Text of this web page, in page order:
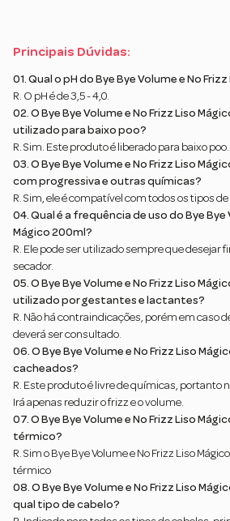
Principais Dúvidas:
01. Qual o pH do Bye Bye Volume e No
R. O pH é de 3,5 - 4,0.
02. O Bye Bye Volume e No Frizz Liso
utilizado para baixo poo?
R. Sim. Este produto é liberado para baixo poo.
03. O Bye Bye Volume e No Frizz Liso
com progressiva e outras químicas?
R. Sim, ele é compatível com todos os tipos
04. Qual é a frequência de uso do Bye Bye
Mágico 200ml?
R. Ele pode ser utilizado sempre que desejar
secador.
05. O Bye Bye Volume e No Frizz Liso
utilizado por gestantes e lactantes?
R. Não há contraindicações, porém em caso
deverá ser consultado.
06. O Bye Bye Volume e No Frizz Liso
cacheados?
R. Este produto é livre de químicas, portanto
Irá apenas reduzir o frizz e o volume.
07. O Bye Bye Volume e No Frizz Liso
térmico?
R. Sim o Bye Bye Volume e No Frizz Liso
térmico
08. O Bye Bye Volume e No Frizz Liso
qual tipo de cabelo?